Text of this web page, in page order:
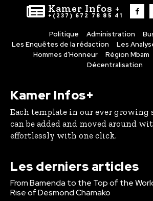
Kamer Infos +
+(237) 672 78 85 41
Politique Administration
Les Enquêtes de la rédaction
Les
Hommes d’Honneur
Région Mbam
Décentralisation
Kamer Infos+
Each template in our ever
can be added and moved around
effortlessly with one click.
Les derniers articles
From Bamenda to the Top of the
Rise of Desmond Chamako